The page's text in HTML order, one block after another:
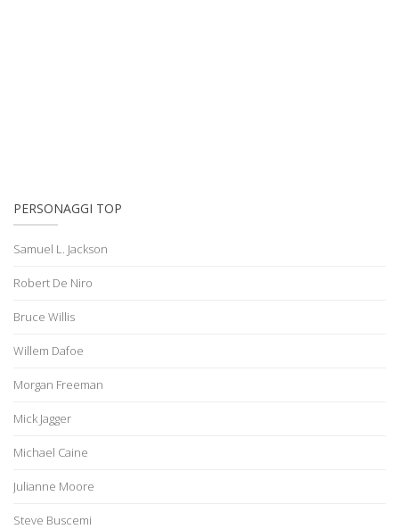
PERSONAGGI TOP
Samuel L. Jackson
Robert De Niro
Bruce Willis
Willem Dafoe
Morgan Freeman
Mick Jagger
Michael Caine
Julianne Moore
Steve Buscemi